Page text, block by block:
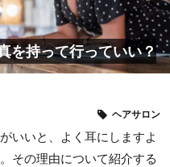
を持って行っていい？
ヘアサロン
いいと、よく耳にしますよ
その理由について紹介する